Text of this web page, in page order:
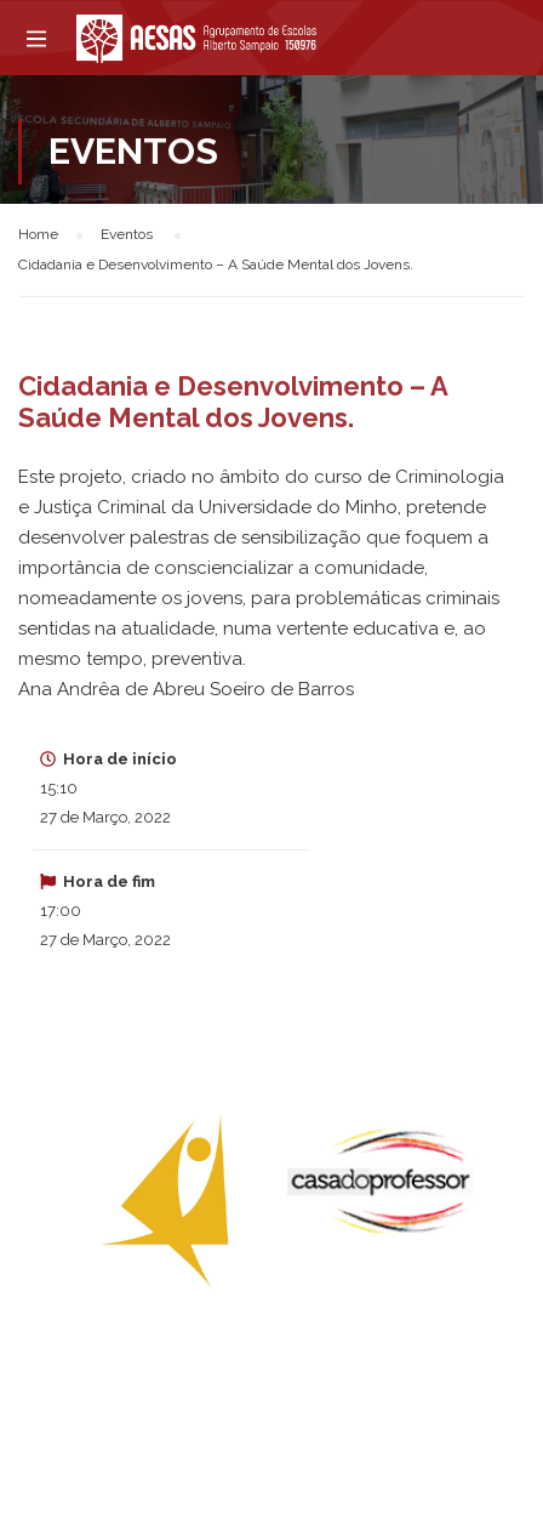
EVENTOS
Home
Eventos
Cidadania e Desenvolvimento – A Saúde Mental dos Jovens.
Cidadania e Desenvolvimento – A
Saúde Mental dos Jovens.
Este projeto, criado no âmbito do curso de Criminologia
e Justiça Criminal da Universidade do Minho, pretende
desenvolver palestras de sensibilização que foquem a
importância de consciencializar a comunidade,
nomeadamente os jovens, para problemáticas criminais
sentidas na atualidade, numa vertente educativa e, ao
mesmo tempo, preventiva.
Ana Andrêa de Abreu Soeiro de Barros
Hora de início
15:10
27 de Março, 2022
Hora de fim
17:00
27 de Março, 2022